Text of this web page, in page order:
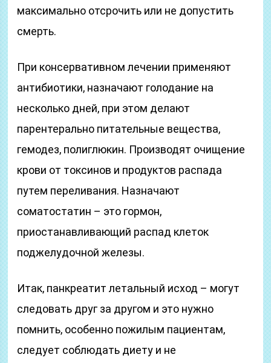
максимально отсрочить или не допустить
смерть.
При консервативном лечении применяют
антибиотики, назначают голодание на
несколько дней, при этом делают
парентерально питательные вещества,
гемодез, полиглюкин. Производят очищение
крови от токсинов и продуктов распада
путем переливания. Назначают
соматостатин – это гормон,
приостанавливающий распад клеток
поджелудочной железы.
Итак, панкреатит летальный исход – могут
следовать друг за другом и это нужно
помнить, особенно пожилым пациентам,
следует соблюдать диету и не